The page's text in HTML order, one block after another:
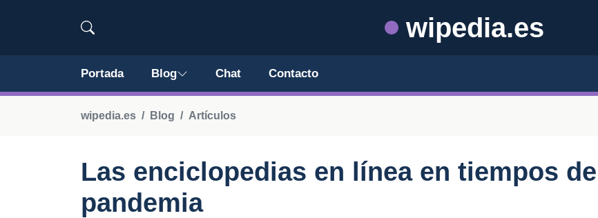
wipedia.es
Portada Blog Chat Contacto
wipedia.es Blog Artículos
Las enciclopedias en línea en tiempos de
pandemia